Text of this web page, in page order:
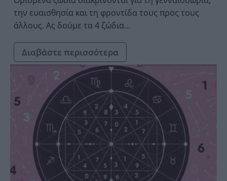
την ευαισθησία και τη φροντίδα τους προς τους
άλλους. Ας δούμε τα 4 ζώδια...
Διαβάστε περισσότερα